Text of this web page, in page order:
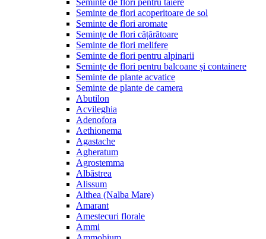
Seminte de flori pentru taiere
Seminte de flori acoperitoare de sol
Seminte de flori aromate
Semințe de flori cățărătoare
Seminte de flori melifere
Seminte de flori pentru alpinarii
Semințe de flori pentru balcoane și containere
Seminte de plante acvatice
Seminte de plante de camera
Abutilon
Acvileghia
Adenofora
Aethionema
Agastache
Agheratum
Agrostemma
Albăstrea
Alissum
Althea (Nalba Mare)
Amarant
Amestecuri florale
Ammi